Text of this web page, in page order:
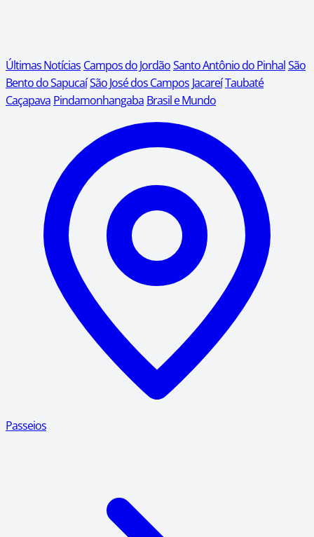
Últimas Notícias Campos do JordãoSanto Antônio do PinhalSão
Bento do SapucaíSão José dos Campos JacareíTaubaté
Caçapava Pindamonhangaba Brasil e Mundo
Passeios